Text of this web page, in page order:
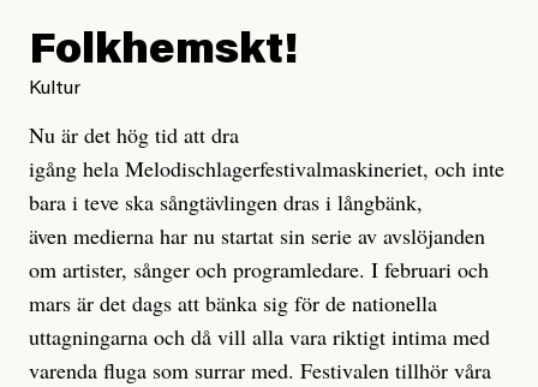
Folkhemskt!
Kultur
Nu är det hög tid att dra
igång hela Melodischlagerfestivalmaskineriet, och inte
bara i teve ska sångtävlingen dras i långbänk,
även medierna har nu startat sin serie av avslöjanden
om artister, sånger och programledare. I februari och
mars är det dags att bänka sig för de nationella
uttagningarna och då vill alla vara riktigt intima med
varenda fluga som surrar med. Festivalen tillhör våra